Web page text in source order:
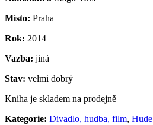
Místo: Praha
Rok: 2014
Vazba: jiná
Stav: velmi dobrý
Kniha je skladem na prodejně
Kategorie: Divadlo, hudba, film,